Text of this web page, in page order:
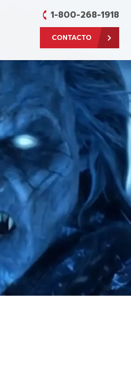
1-800-268-1918
CONTACTO